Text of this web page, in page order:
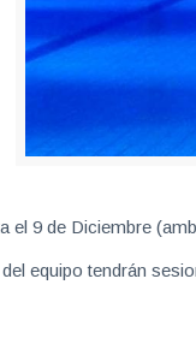
el 9 de Diciembre
equipo tendrán